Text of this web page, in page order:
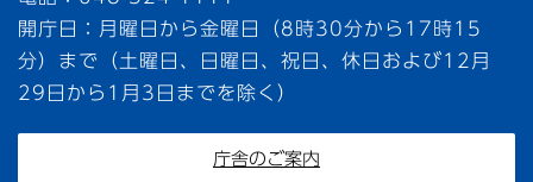
開庁日：月曜日から金曜日（8時30分から17時15
分）まで（土曜日、日曜日、祝日、休日および12月
29日から1月3日までを除く）
庁舎のご案内